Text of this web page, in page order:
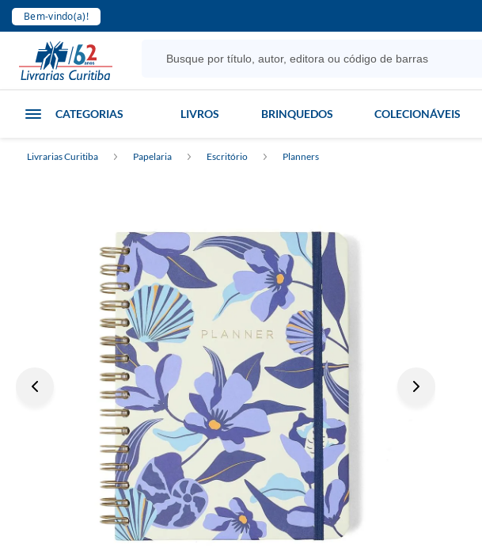
Bem-vindo(a)!
CATEGORIAS LIVROS BRINQUEDOS COLECIONÁVEIS
Livrarias Curitiba Papelaria Escritório Planners